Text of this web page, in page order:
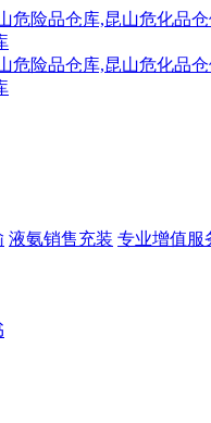
液氨销售充装 专业增值服